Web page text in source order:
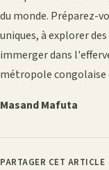
du monde. Préparez-
uniques, à explorer
immerger dans
métropole
Masand Mafuta
PARTAGER CET ARTICLE